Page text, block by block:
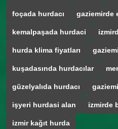
foçada hurdacı gaziemirde
kemalpaşada hurdaci
hurda klima fiyatları
kuşadasında hurdacılar
güzelyalıda hurdacı
işyeri hurdasi alan izmirde
izmir kağıt hurda